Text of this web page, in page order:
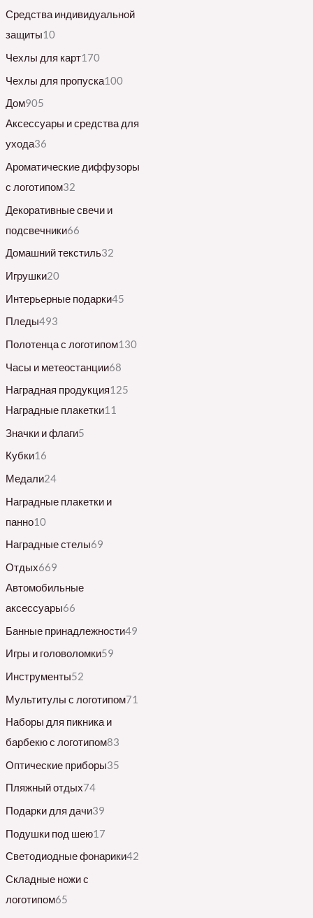
Средства индивидуальной
защиты10
Чехлы для карт170
Чехлы для пропуска100
Дом905
Аксессуары и средства для
ухода36
Ароматические диффузоры
с логотипом32
Декоративные свечи и
подсвечники66
Домашний текстиль32
Игрушки20
Интерьерные подарки45
Пледы493
Полотенца с логотипом130
Часы и метеостанции68
Наградная продукция125
Наградные плакетки11
Значки и флаги5
Кубки16
Медали24
Наградные плакетки и
панно10
Наградные стелы69
Отдых669
Автомобильные
аксессуары66
Банные принадлежности49
Игры и головоломки59
Инструменты52
Мультитулы с логотипом71
Наборы для пикника и
барбекю с логотипом83
Оптические приборы35
Пляжный отдых74
Подарки для дачи39
Подушки под шею17
Светодиодные фонарики42
Складные ножи с
логотипом65